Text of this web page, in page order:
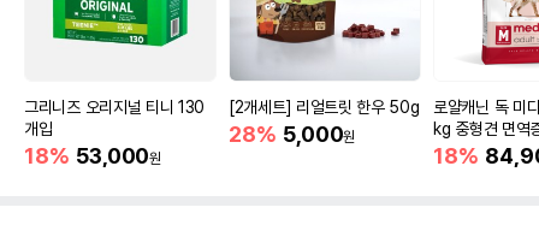
그리니즈 오리지널 티니 130
개입
18% 53,000원
[2개세트] 리얼트릿 한우 50g
28% 5,000원
로얄캐닌 독 미
kg 중형견 면역
18%